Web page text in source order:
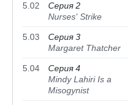
5.02
Серия 2
Nurses' Strike
5.03
Серия 3
Margaret Thatcher
5.04
Серия 4
Mindy Lahiri Is a
Misogynist